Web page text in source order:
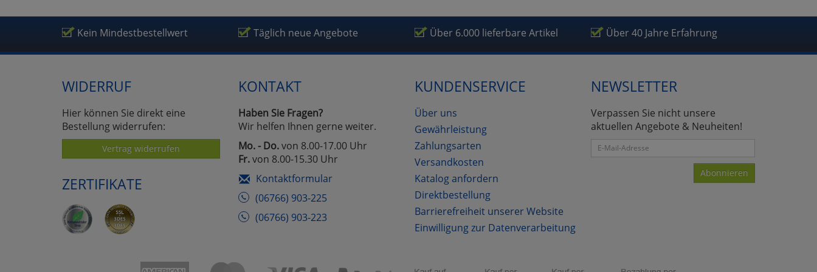
Kein Mindestbestellwert Täglich neue Angebote Über 6.000 lieferbare Artikel Über 40 Jahre Erfahrung
WIDERRUF
Hier können Sie direkt eine
Bestellung widerrufen:
Vertrag widerrufen
ZERTIFIKATE
KONTAKT
Haben Sie Fragen?
Wir helfen Ihnen gerne weiter.
Mo. - Do.von 8.00-17.00 Uhr
Fr.von 8.00-15.30 Uhr
Kontaktformular
(06766) 903-225
(06766) 903-223
KUNDENSERVICE
Über uns
Gewährleistung
Zahlungsarten
Versandkosten
Katalog anfordern
Direktbestellung
Barrierefreiheit unserer Website
Einwilligung zur Datenverarbeitung
NEWSLETTER
Verpassen Sie nicht unsere
aktuellen Angebote & Neuheiten!
Abonnieren
Umfragetools
zurückzu Haupptseite Zustimmung Datenverarbeitung (Seitenende)